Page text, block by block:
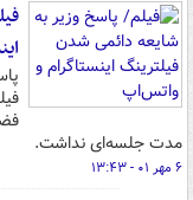
مدت جلسه‌ای نداشت.
۶ مهر ۰۱ - ۱۳:۴۳